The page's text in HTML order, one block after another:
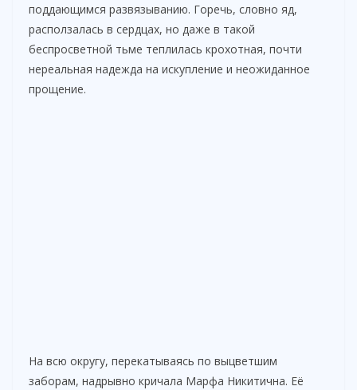
поддающимся развязыванию. Горечь, словно яд,
расползалась в сердцах, но даже в такой
беспросветной тьме теплилась крохотная, почти
нереальная надежда на искупление и неожиданное
прощение.
На всю округу, перекатываясь по выцветшим
заборам, надрывно кричала Марфа Никитична. Её